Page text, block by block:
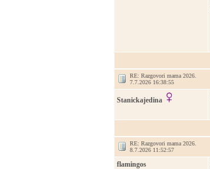
RE: Razgovori mama 2026.
7.7.2026 16:38:55
Stanickajedina
RE: Razgovori mama 2026.
8.7.2026 11:52:57
flamingos